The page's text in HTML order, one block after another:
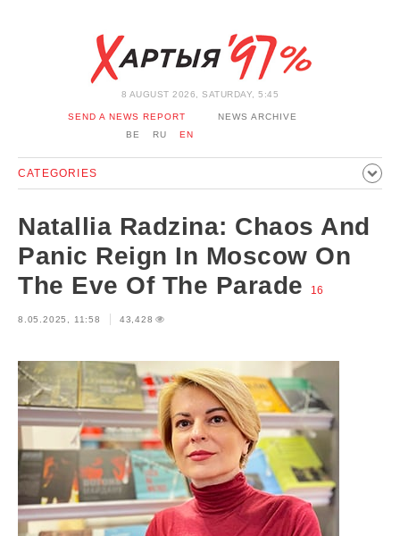
8 AUGUST 2026, SATURDAY, 5:45
SEND A NEWS REPORT
NEWS ARCHIVE
BE
RU EN
CATEGORIES
CULTURE HISTORY OPINION INTERVIEW
TECHNOLOGY HEALTH CARS LEISURE
BLOCKAGE BYPASS AND SOLIDARITY CORONAVIRUS
BELARUS IN NATO
Natallia Radzina: Chaos And
Panic Reign In Moscow On
The Eve Of The Parade
16
8.05.2025, 11:58 43,428